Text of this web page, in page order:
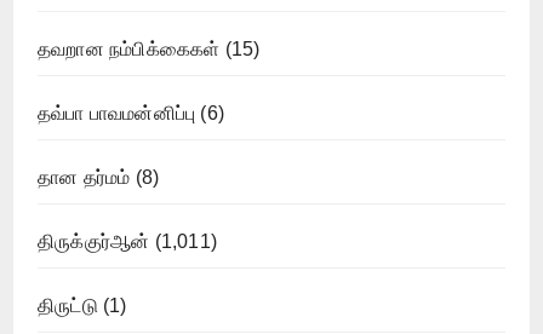
தவறான நம்பிக்கைகள் (15)
தவ்பா பாவமன்னிப்பு (6)
தான தர்மம் (8)
திருக்குர்ஆன் (1,011)
திருட்டு (1)